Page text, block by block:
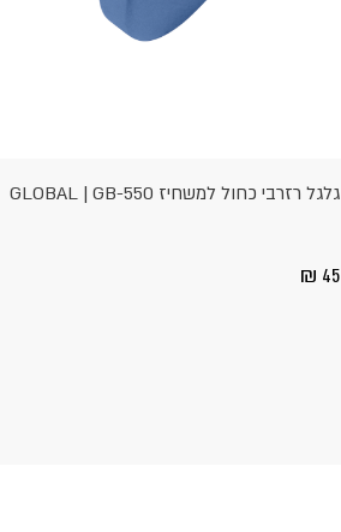
גלגל רזרבי כחול למשחיז GLOBAL | GB-550
45